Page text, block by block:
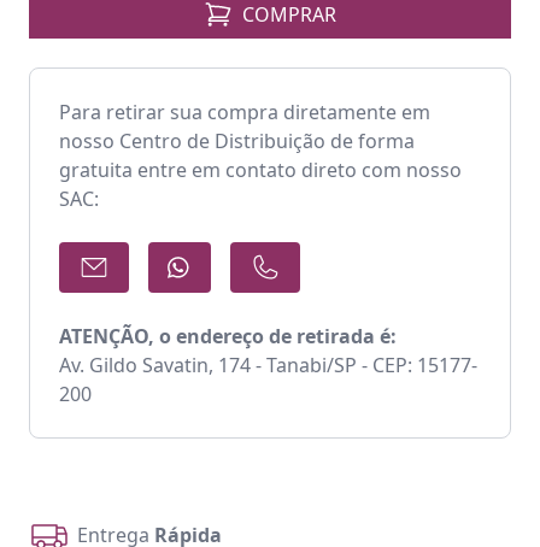
COMPRAR
Para retirar sua compra diretamente em
nosso Centro de Distribuição de forma
gratuita entre em contato direto com nosso
SAC:
ATENÇÃO, o endereço de retirada é:
Av. Gildo Savatin, 174 - Tanabi/SP - CEP: 15177-
200
Entrega Rápida